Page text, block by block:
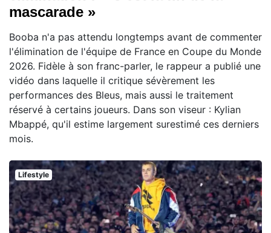
mascarade »
Booba n'a pas attendu longtemps avant de commenter
l'élimination de l'équipe de France en Coupe du Monde
2026. Fidèle à son franc-parler, le rappeur a publié une
vidéo dans laquelle il critique sévèrement les
performances des Bleus, mais aussi le traitement
réservé à certains joueurs. Dans son viseur : Kylian
Mbappé, qu'il estime largement surestimé ces derniers
mois.
Lifestyle